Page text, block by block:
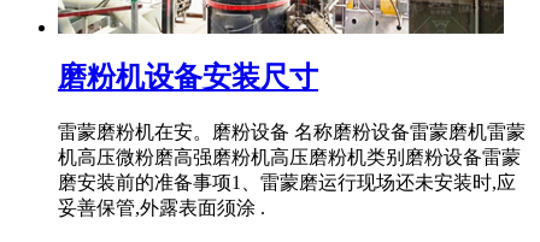
磨粉机设备安装尺寸
雷蒙磨粉机在安。磨粉设备 名称磨粉设备雷蒙磨机雷蒙
机高压微粉磨高强磨粉机高压磨粉机类别磨粉设备雷蒙
磨安装前的准备事项1、雷蒙磨运行现场还未安装时,应
妥善保管,外露表面须涂 .